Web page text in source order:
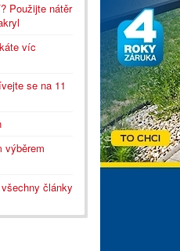
Použijte nátěr
víc
se na 11
výběrem
články